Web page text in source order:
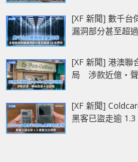
[XF 新聞] 數千
漏洞部分甚至超
[XF 新聞] 港澳聯
局 涉款近億‧聲
[XF 新聞]
黑客已盜走逾